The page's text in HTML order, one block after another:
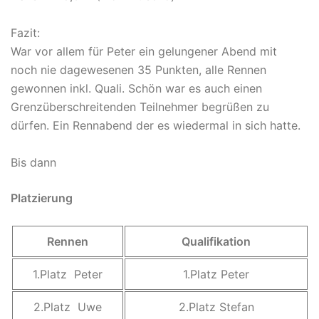
Fazit:
War vor allem für Peter ein gelungener Abend mit
noch nie dagewesenen 35 Punkten, alle Rennen
gewonnen inkl. Quali. Schön war es auch einen
Grenzüberschreitenden Teilnehmer begrüßen zu
dürfen. Ein Rennabend der es wiedermal in sich hatte.
Bis dann
Platzierung
Rennen Qualifikation
1.Platz Peter 1.Platz Peter
2.Platz Uwe 2.Platz Stefan